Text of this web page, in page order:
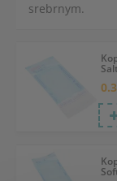
srebrnym.